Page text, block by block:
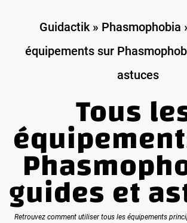
Guidactik» Phasmophobia
équipements sur
astuces
Tous
guides et
Retrouvez comment utiliser tous les équipements